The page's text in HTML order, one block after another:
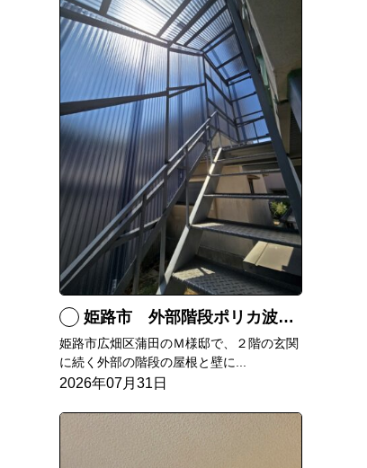
姫路市 外部階段ポリカ波板張替工事
姫路市広畑区蒲田のＭ様邸で、２階の玄関
に続く外部の階段の屋根と壁に...
2026年07月31日